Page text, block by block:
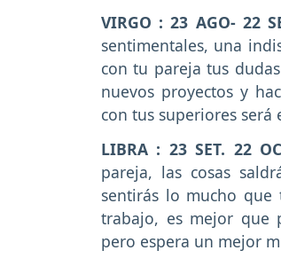
VIRGO : 23 AGO- 22
sentimentales, una
con tu pareja tus
nuevos proyectos y
con tus superiores
LIBRA : 23 SET. 22
pareja, las cosas
sentirás lo mucho
trabajo, es mejor que
pero espera un mejor